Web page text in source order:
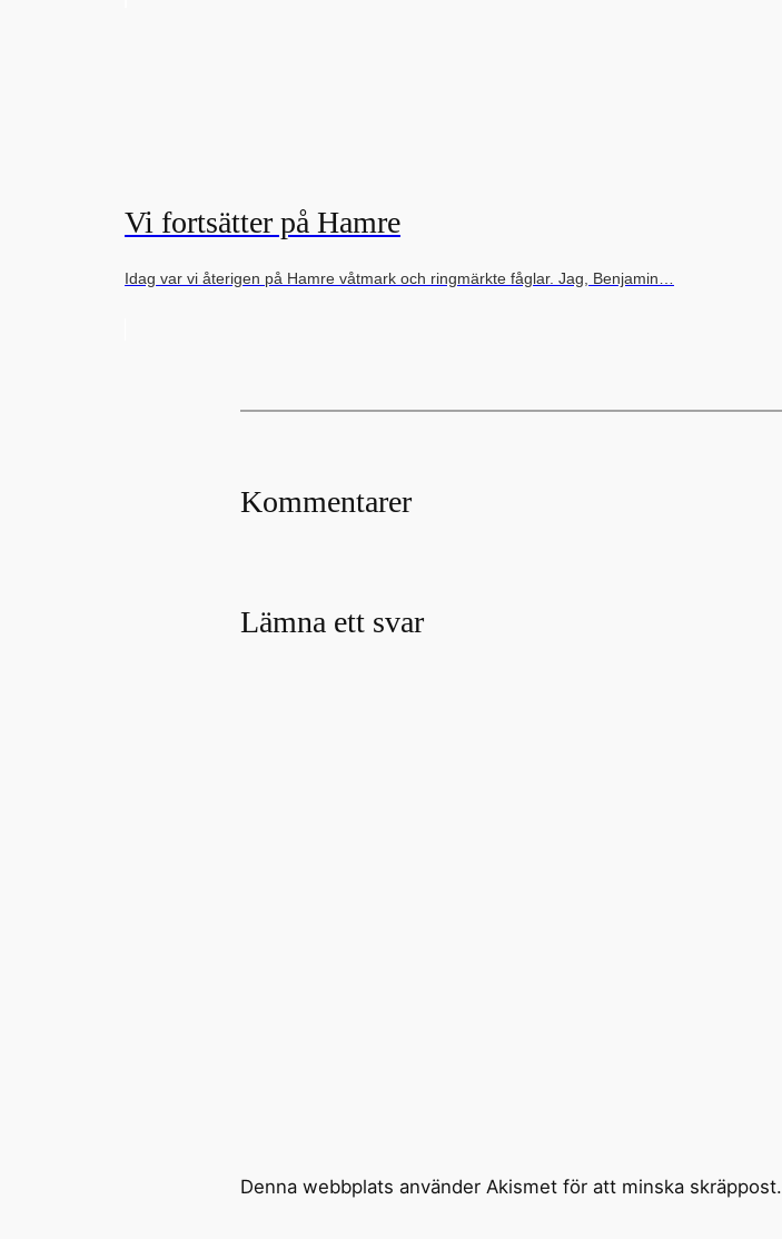
Vi fortsätter på Hamre
Idag var vi återigen på Hamre våtmark och ringmärkte fåglar. Jag, Benjamin…
Kommentarer
Lämna ett svar
Denna webbplats använder Akismet för att minska skräppost.